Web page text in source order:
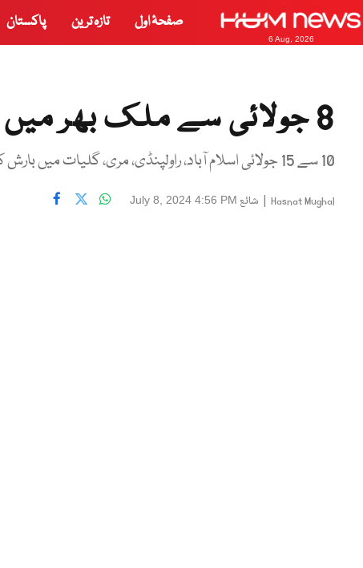
6 Aug, 2026
صفحۂ اول تازہ ترین پاکستان
8 جولائی سے ملک بھر میں مزید بارشوں کی پیش گوئی
10 سے 15 جولائی اسلام آباد، راولپنڈی، مری، گلیات میں بارش کا امکان ہے۔
Hasnat Mughal
| شائع July 8, 2024 4:56 PM